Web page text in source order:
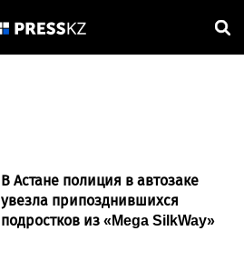
В Астане полиция в автозаке
увезла припозднившихся
подростков из «Mega SilkWay»